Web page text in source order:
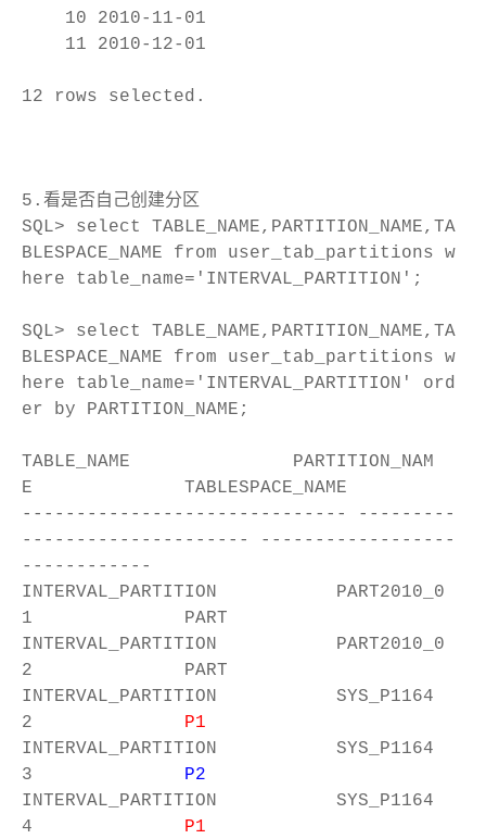
10 2010-11-01
11 2010-12-01
12 rows selected.
5.看是否自己创建分区
SQL> select TABLE_NAME,PARTITION_NAME,TA
BLESPACE_NAME from user_tab_partitions w
here table_name='INTERVAL_PARTITION';
SQL> select TABLE_NAME,PARTITION_NAME,TA
BLESPACE_NAME from user_tab_partitions w
here table_name='INTERVAL_PARTITION' ord
er by PARTITION_NAME;
TABLE_NAME PARTITION_NAM
E TABLESPACE_NAME
------------------------------ ---------
--------------------- ------------------
------------
INTERVAL_PARTITION PART2010_0
1 PART
INTERVAL_PARTITION PART2010_0
2 PART
INTERVAL_PARTITION SYS_P1164
2 P1
INTERVAL_PARTITION SYS_P1164
3 P2
INTERVAL_PARTITION SYS_P1164
4 P1